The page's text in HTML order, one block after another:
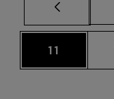
Página
11